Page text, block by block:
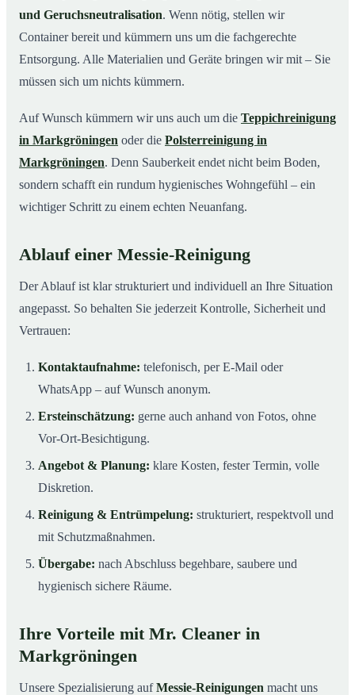
und Geruchsneutralisation. Wenn nötig, stellen wir
Container bereit und kümmern uns um die fachgerechte
Entsorgung. Alle Materialien und Geräte bringen wir mit – Sie
müssen sich um nichts kümmern.
Auf Wunsch kümmern wir uns auch um die Teppichreinigung
in Markgröningen oder die Polsterreinigung in
Markgröningen. Denn Sauberkeit endet nicht beim Boden,
sondern schafft ein rundum hygienisches Wohngefühl – ein
wichtiger Schritt zu einem echten Neuanfang.
Ablauf einer Messie-Reinigung
Der Ablauf ist klar strukturiert und individuell an Ihre Situation
angepasst. So behalten Sie jederzeit Kontrolle, Sicherheit und
Vertrauen:
Kontaktaufnahme: telefonisch, per E-Mail oder
WhatsApp – auf Wunsch anonym.
Ersteinschätzung: gerne auch anhand von Fotos, ohne
Vor-Ort-Besichtigung.
Angebot & Planung: klare Kosten, fester Termin, volle
Diskretion.
Reinigung & Entrümpelung: strukturiert, respektvoll und
mit Schutzmaßnahmen.
Übergabe: nach Abschluss begehbare, saubere und
hygienisch sichere Räume.
Ihre Vorteile mit Mr. Cleaner in
Markgröningen
Unsere Spezialisierung aufMessie-Reinigungen macht uns